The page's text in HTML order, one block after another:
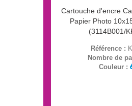
Cartouche d'encre
Papier Photo
(3114B001/
Référence :
Nombre de
Couleur :